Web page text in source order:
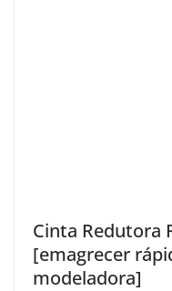
Cinta Redutora
[emagrecer
modeladora]